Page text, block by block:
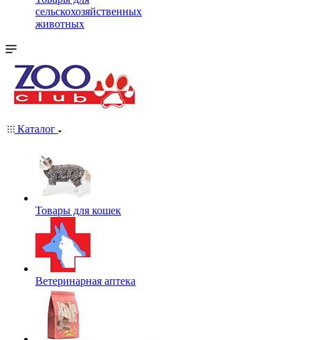
сельскохозяйственных
животных
Каталог
Товары для кошек
Ветеринарная аптека